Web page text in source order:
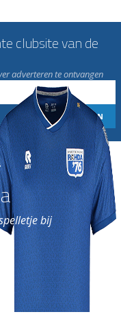
clubsite van de
adverteren te ontvangen
bij